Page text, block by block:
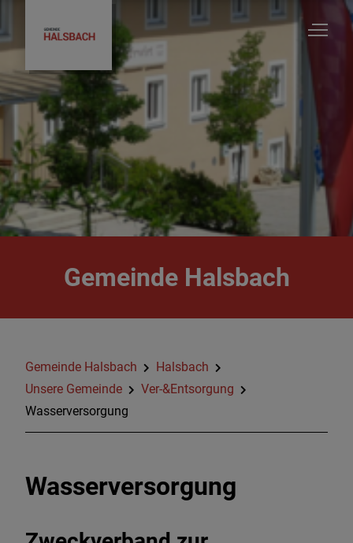
Unsere Gemeinde
Ratsinfosystem - Gemeinderatsinformationen
Gemeinde Halsbach
Gemeinde Halsbach
Halsbach
Unsere Gemeinde
Ver-&Entsorgung
Wasserversorgung
Wasserversorgung